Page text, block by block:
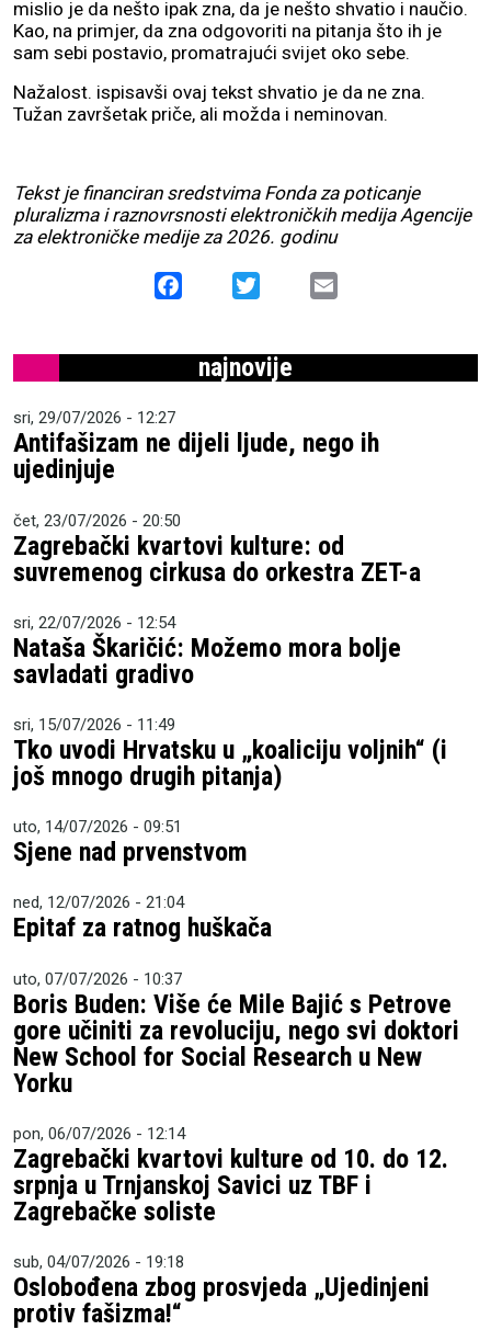
mislio je da nešto ipak zna, da je nešto shvatio i naučio.
Kao, na primjer, da zna odgovoriti na pitanja što ih je
sam sebi postavio, promatrajući svijet oko sebe.
Nažalost. ispisavši ovaj tekst shvatio je da ne zna.
Tužan završetak priče, ali možda i neminovan.
Tekst je financiran sredstvima Fonda za poticanje
pluralizma i raznovrsnosti elektroničkih medija Agencije
za elektroničke medije za 2026. godinu
Facebook
najnovije
sri, 29/07/2026 - 12:27
Antifašizam ne dijeli ljude, nego ih
ujedinjuje
čet, 23/07/2026 - 20:50
Zagrebački kvartovi kulture: od
suvremenog cirkusa do orkestra ZET-a
sri, 22/07/2026 - 12:54
Nataša Škaričić: Možemo mora bolje
savladati gradivo
sri, 15/07/2026 - 11:49
Tko uvodi Hrvatsku u „koaliciju voljnih“ (i
još mnogo drugih pitanja)
uto, 14/07/2026 - 09:51
Sjene nad prvenstvom
ned, 12/07/2026 - 21:04
Epitaf za ratnog huškača
uto, 07/07/2026 - 10:37
Boris Buden: Više će Mile Bajić s Petrove
gore učiniti za revoluciju, nego svi doktori
New School for Social Research u New
Yorku
pon, 06/07/2026 - 12:14
Zagrebački kvartovi kulture od 10. do 12.
srpnja u Trnjanskoj Savici uz TBF i
Zagrebačke soliste
sub, 04/07/2026 - 19:18
Oslobođena zbog prosvjeda „Ujedinjeni
protiv fašizma!“